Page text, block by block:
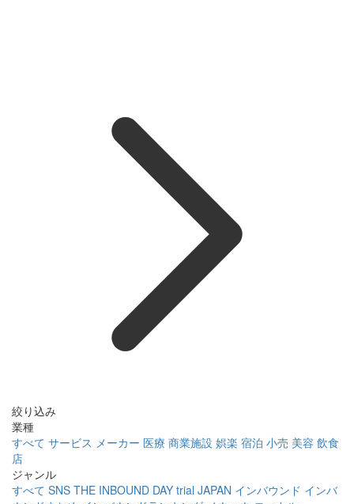
絞り込み
業種
すべて サービス メーカー 医療 商業施設 娯楽 宿泊 小売 美容 飲食
店
ジャンル
すべて SNS THE INBOUND DAY trial JAPAN インバウンド インバ